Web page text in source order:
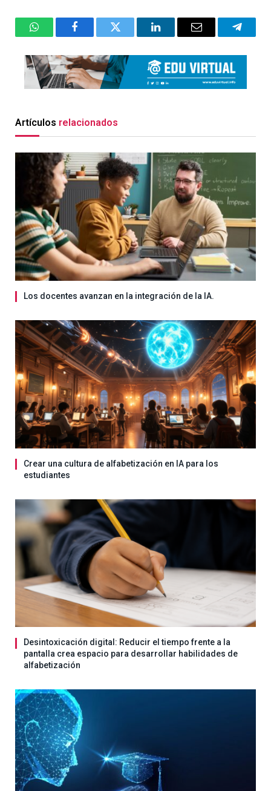
WhatsAppFacebookTwitter LinkedInEmail
Artículos relacionados
Los docentes avanzan en la integración de la IA.
Crear una cultura de alfabetización en IA para los
estudiantes
Desintoxicación digital: Reducir el tiempo frente a la
pantalla crea espacio para desarrollar habilidades de
alfabetización